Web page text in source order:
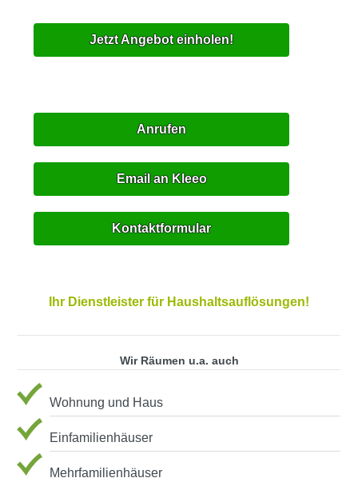
Jetzt Angebot einholen!
Anrufen
Email an Kleeo
Kontaktformular
Ihr Dienstleister für Haushaltsauflösungen!
Wir Räumen u.a. auch
Wohnung und Haus
Einfamilienhäuser
Mehrfamilienhäuser